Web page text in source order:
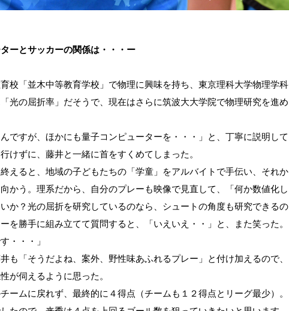
ーとサッカーの関係は・・・ー
校「並木中等教育学校」で物理に興味を持ち、東京理科大学物理学科
光の屈折率」だそうで、現在はさらに筑波大大学院で物理研究を進め
ですが、ほかにも量子コンピューターを・・・」と、丁寧に説明して
けずに、藤井と一緒に首をすくめてしまった。
えると、地域の子どもたちの「学童」をアルバイトで手伝い、それか
かう。理系だから、自分のプレーも映像で見直して、「何か数値化し
か？光の屈折を研究しているのなら、シュートの角度も研究できるの
を勝手に組み立てて質問すると、「いえいえ・・」と、また笑った。
・・・」
も「そうだよね、案外、野性味あふれるプレー」と付け加えるので、
が伺えるように思った。
ームに戻れず、最終的に４得点（チームも１２得点とリーグ最少）。